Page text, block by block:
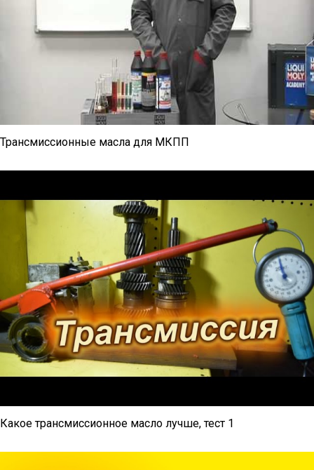
Трансмиссионные масла для МКПП
Какое трансмиссионное масло лучше, тест 1